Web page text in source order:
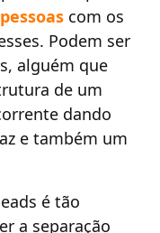
com os
Podem ser
alguém que
de um
dando
e também um
é tão
a separação